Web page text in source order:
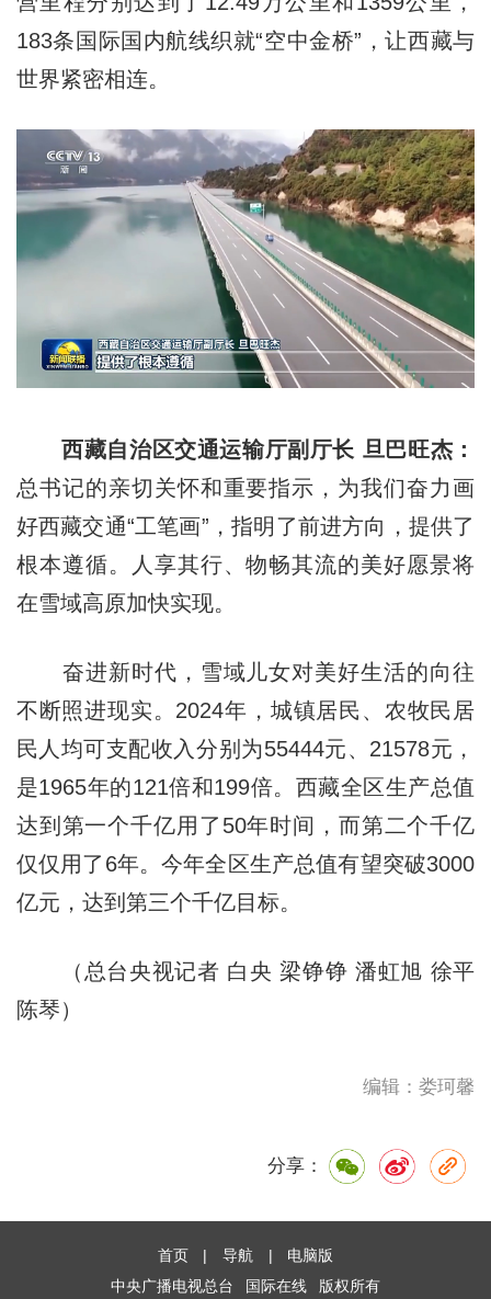
183条国际国内航线织就“空中金桥”，让西藏与
世界紧密相连。
西藏自治区交通运输厅副厅长 旦巴旺杰：
总书记的亲切关怀和重要指示，为我们奋力画
好西藏交通“工笔画”，指明了前进方向，提供了
根本遵循。人享其行、物畅其流的美好愿景将
在雪域高原加快实现。
奋进新时代，雪域儿女对美好生活的向往
不断照进现实。2024年，城镇居民、农牧民居
民人均可支配收入分别为55444元、21578元，
是1965年的121倍和199倍。西藏全区生产总值
达到第一个千亿用了50年时间，而第二个千亿
仅仅用了6年。今年全区生产总值有望突破3000
亿元，达到第三个千亿目标。
（总台央视记者 白央 梁铮铮 潘虹旭 徐平
陈琴）
编辑：娄珂馨
分享：
首页 | 导航 |
电脑版
中央广播电视总台
国际在线 版权所有